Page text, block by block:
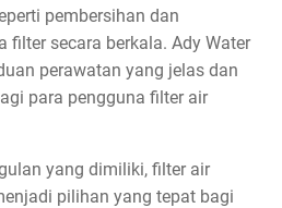
pembersihan dan
filter secara berkala. Ady Water
perawatan yang jelas dan
para pengguna filter air
yang dimiliki, filter air
pilihan yang tepat bagi